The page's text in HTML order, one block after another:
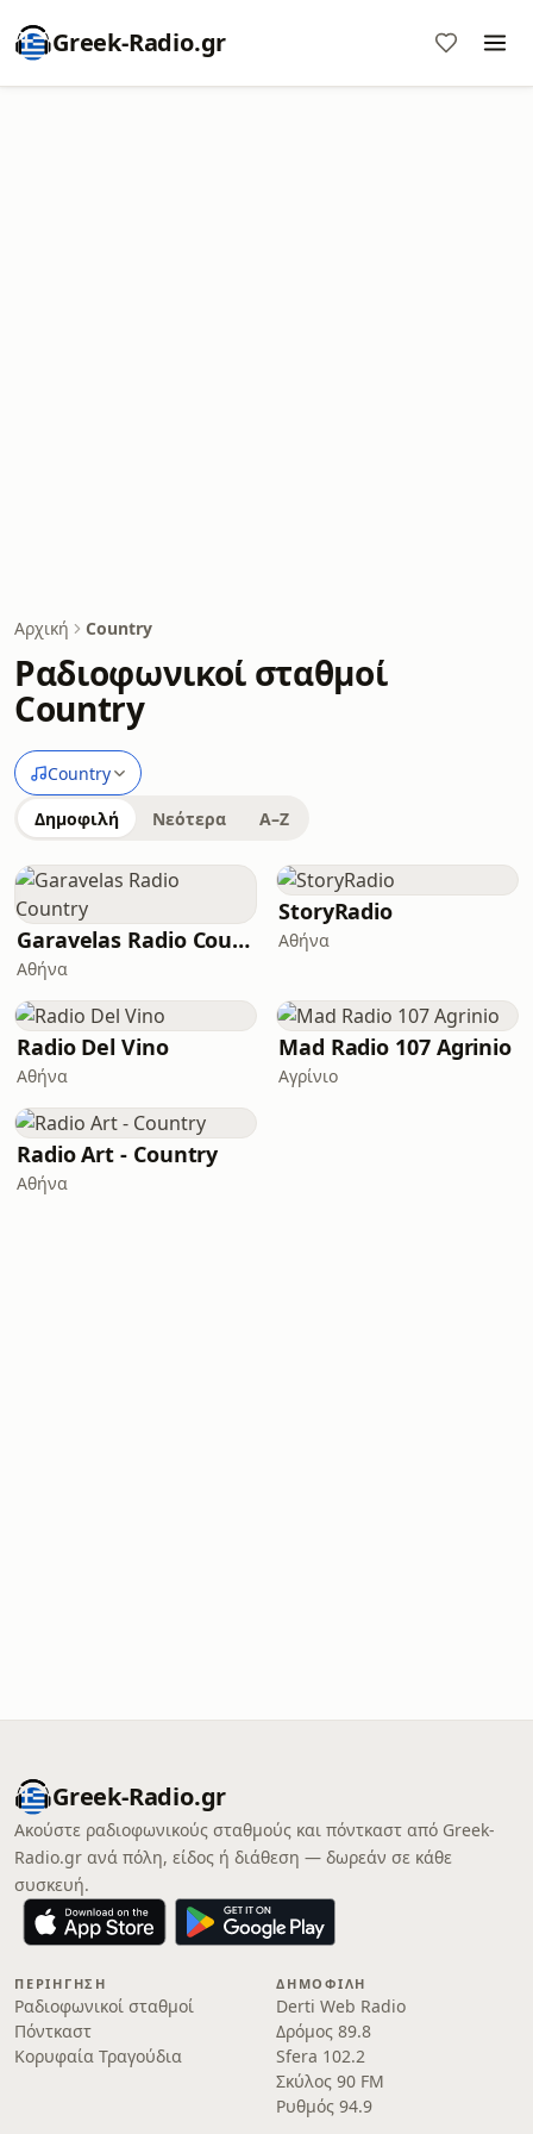
Greek-Radio.gr
Αρχική Country
Ραδιοφωνικοί σταθμοί
Country
Country
Δημοφιλή Νεότερα A–Z
Garavelas Radio Country
Αθήνα
StoryRadio
Αθήνα
Radio Del Vino
Αθήνα
Mad Radio 107 Agrinio
Αγρίνιο
Radio Art - Country
Αθήνα
Greek-Radio.gr
Ακούστε ραδιοφωνικούς σταθμούς και πόντκαστ από Greek-
Radio.gr ανά πόλη, είδος ή διάθεση — δωρεάν σε κάθε
συσκευή.
ΠΕΡΙΉΓΗΣΗ
Ραδιοφωνικοί σταθμοί
Πόντκαστ
Κορυφαία Τραγούδια
ΔΗΜΟΦΙΛΉ
Derti Web Radio
Δρόμος 89.8
Sfera 102.2
Σκύλος 90 FM
Ρυθμός 94.9